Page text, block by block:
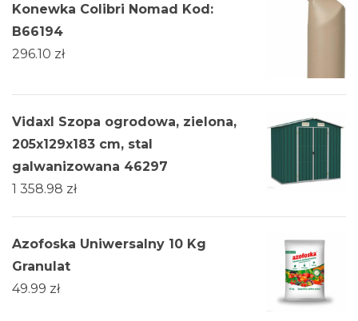
Konewka Colibri Nomad Kod:
B66194
296.10 zł
Vidaxl Szopa ogrodowa, zielona,
205x129x183 cm, stal
galwanizowana 46297
1 358.98 zł
Azofoska Uniwersalny 10 Kg
Granulat
49.99 zł